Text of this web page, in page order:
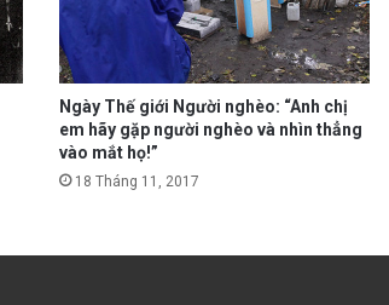
Ngày Thế giới Người nghèo: “Anh chị
em hãy gặp người nghèo và nhìn thẳng
vào mắt họ!”
18 Tháng 11, 2017